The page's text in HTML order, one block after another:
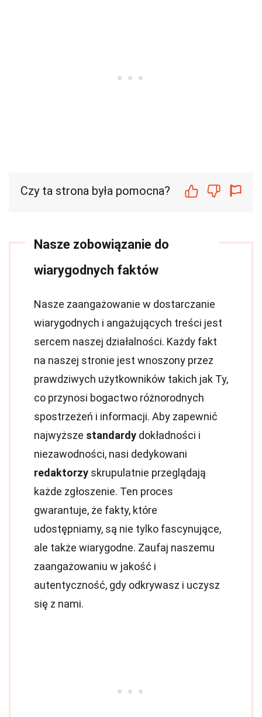
Czy ta strona była pomocna?
Nasze zobowiązanie do
wiarygodnych faktów
Nasze zaangażowanie w dostarczanie
wiarygodnych i angażujących treści jest
sercem naszej działalności. Każdy fakt
na naszej stronie jest wnoszony przez
prawdziwych użytkowników takich jak Ty,
co przynosi bogactwo różnorodnych
spostrzeżeń i informacji. Aby zapewnić
najwyższe standardy dokładności i
niezawodności, nasi dedykowani
redaktorzy skrupulatnie przeglądają
każde zgłoszenie. Ten proces
gwarantuje, że fakty, które
udostępniamy, są nie tylko fascynujące,
ale także wiarygodne. Zaufaj naszemu
zaangażowaniu w jakość i
autentyczność, gdy odkrywasz i uczysz
się z nami.